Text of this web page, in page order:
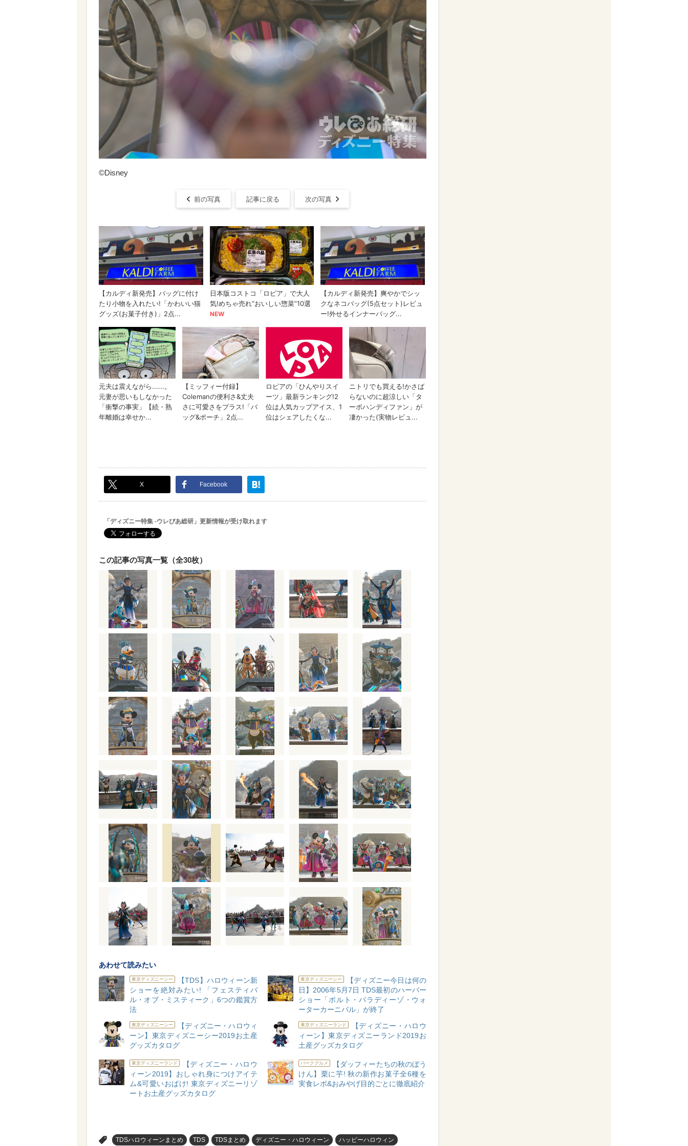
©Disney
前の写真 記事に戻る 次の写真
X Facebook
「ディズニー特集 -ウレぴあ総研」更新情報が受け取れます
この記事の写真一覧（全30枚）
あわせて読みたい
東京ディズニーシー
【TDS】ハロウィーン新
ショーを絶対みたい! 「フェスティバ
ル・オブ・ミスティーク」6つの鑑賞方
法
東京ディズニーシー
【ディズニー今日は何の
日】2006年5月7日 TDS最初のハーバー
ショー「ポルト・パラディーゾ・ウォ
ーターカーニバル」が終了
東京ディズニーシー
【ディズニー・ハロウィ
ーン】東京ディズニーシー2019お土産
グッズカタログ
東京ディズニーランド
【ディズニー・ハロウ
ィーン】東京ディズニーランド2019お
土産グッズカタログ
東京ディズニーランド
【ディズニー・ハロウ
ィーン2019】おしゃれ身につけアイテ
ム&可愛いおばけ! 東京ディズニーリゾ
ートお土産グッズカタログ
パークグルメ
【ダッフィーたちの秋のぼう
けん】栗に芋! 秋の新作お菓子全6種を
実食レポ&おみやげ目的ごとに徹底紹介
TDSハロウィーンまとめ TDS TDSまとめ ディズニー・ハロウィーン ハッピーハロウィン